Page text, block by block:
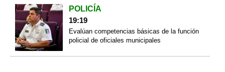
POLICÍA
19:19
Evalúan competencias básicas de la función
policial de oficiales municipales